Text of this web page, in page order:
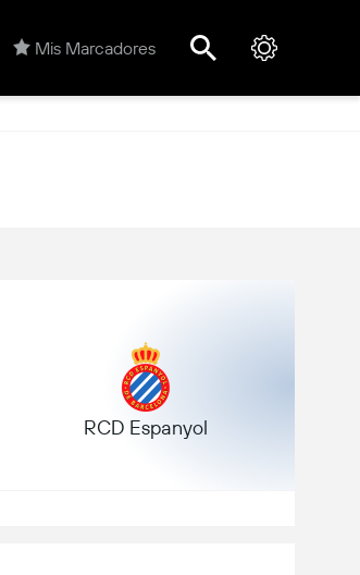
Mis Marcadores
RCD Espanyol